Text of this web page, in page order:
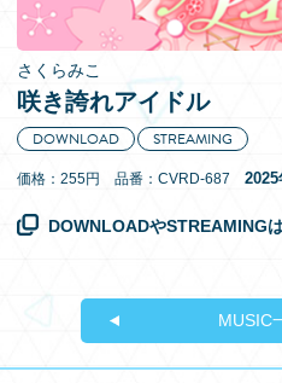
さくらみこ
咲き誇れアイドル
DOWNLOAD STREAMING
価格：255円 品番：CVRD-687
DOWNLOADやSTREAMING
MUSIC